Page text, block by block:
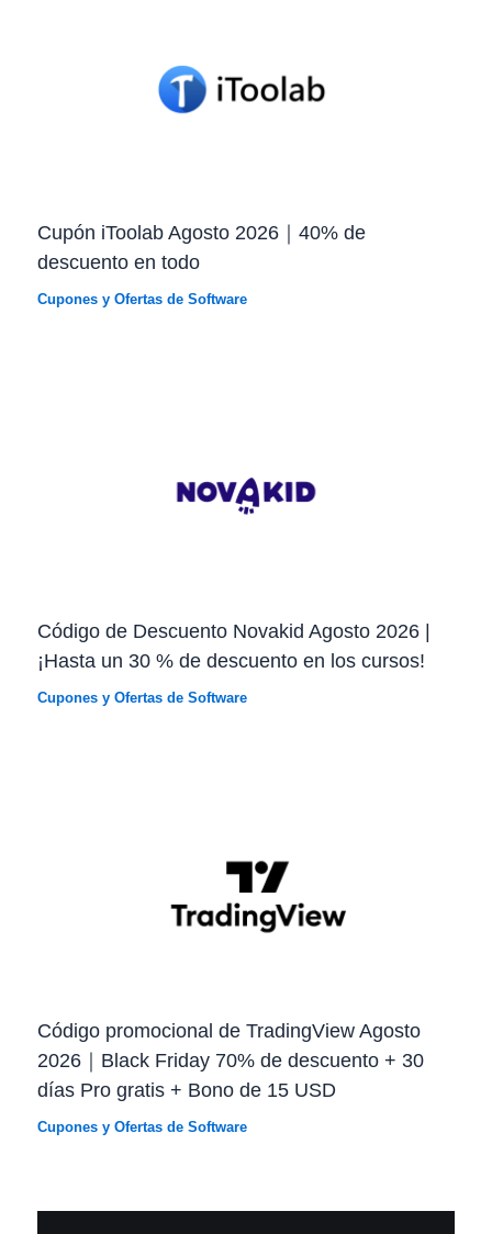
Cupón iToolab Agosto 2026｜40% de
descuento en todo
Cupones y Ofertas de Software
Código de Descuento Novakid Agosto 2026 |
¡Hasta un 30 % de descuento en los cursos!
Cupones y Ofertas de Software
Código promocional de TradingView Agosto
2026｜Black Friday 70% de descuento + 30
días Pro gratis + Bono de 15 USD
Cupones y Ofertas de Software